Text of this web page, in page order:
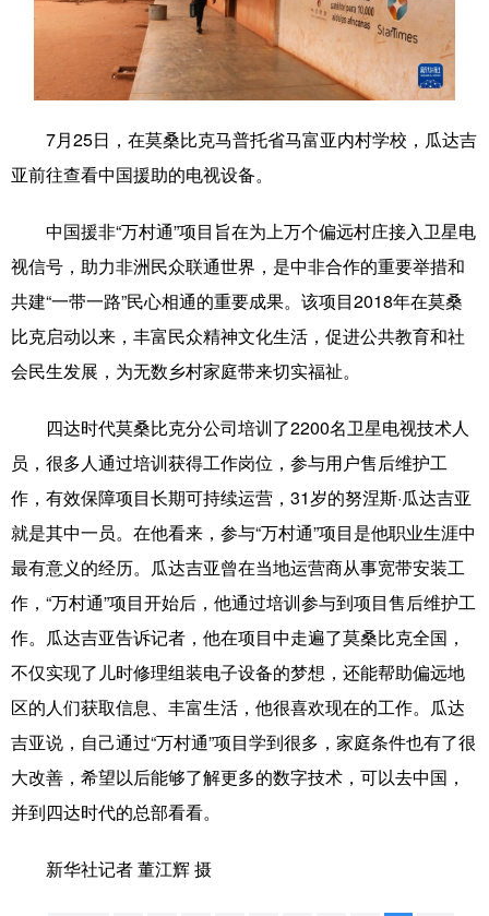
食品 人居 信息化 数字经济
学术中国 乡村振兴 银龄 溯源中国
旅游 能源
彩票 娱乐
一带一路 上市公司
文化产业
地方频道
辽宁 吉林 上海 江苏
浙江 安徽 福建 江西
山东 河南 湖北 湖南
广东 广西 海南 重庆
四川 贵州 云南 西藏
陕西 甘肃 青海 宁夏
新疆 内蒙古 黑龙江
多语种频道
7月25日，在莫桑比克马普托省马富亚内村学校，瓜达吉
亚前往查看中国援助的电视设备。
中国援非“万村通”项目旨在为上万个偏远村庄接入卫星电
视信号，助力非洲民众联通世界，是中非合作的重要举措和
共建“一带一路”民心相通的重要成果。该项目2018年在莫桑
比克启动以来，丰富民众精神文化生活，促进公共教育和社
会民生发展，为无数乡村家庭带来切实福祉。
四达时代莫桑比克分公司培训了2200名卫星电视技术人
员，很多人通过培训获得工作岗位，参与用户售后维护工
作，有效保障项目长期可持续运营，31岁的努涅斯·瓜达吉亚
就是其中一员。在他看来，参与“万村通”项目是他职业生涯中
最有意义的经历。瓜达吉亚曾在当地运营商从事宽带安装工
作，“万村通”项目开始后，他通过培训参与到项目售后维护工
作。瓜达吉亚告诉记者，他在项目中走遍了莫桑比克全国，
不仅实现了儿时修理组装电子设备的梦想，还能帮助偏远地
区的人们获取信息、丰富生活，他很喜欢现在的工作。瓜达
吉亚说，自己通过“万村通”项目学到很多，家庭条件也有了很
大改善，希望以后能够了解更多的数字技术，可以去中国，
并到四达时代的总部看看。
新华社记者 董江辉 摄